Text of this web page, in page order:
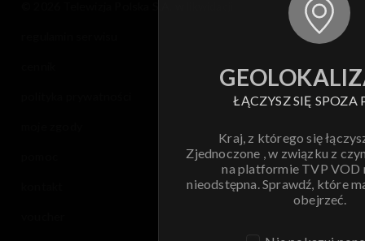
ŁĄCZYSZ SIĘ SPOZA
Kraj, z którego się
Zjednoczone , w związku z
na platformie TVP VOD
nieodstępna. Sprawdź, które
obejrzeć.